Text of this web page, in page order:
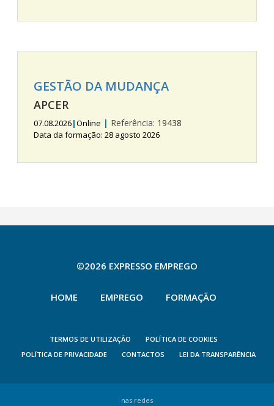
GESTÃO DA MUDANÇA
APCER
07.08.2026|Online | Referência: 19438
Data da formação: 28 agosto 2026
©2026 EXPRESSO EMPREGO
HOME EMPREGO FORMAÇÃO
TERMOS DE UTILIZAÇÃO
POLÍTICA DE COOKIES
POLÍTICA DE PRIVACIDADE
CONTACTOS LEI DA TRANSPARÊNCIA
nas redes